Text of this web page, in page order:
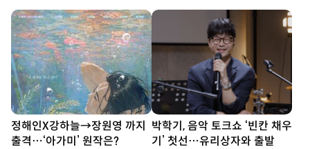
정해인X강하늘→장원영 까지
출격…‘아가미’ 원작은?
박학기, 음악 토크쇼 ‘빈칸 채우
기’ 첫선…유리상자와 출발